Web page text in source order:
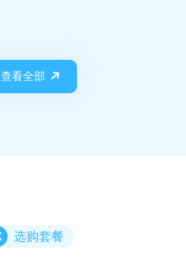
查看全部
选购套餐